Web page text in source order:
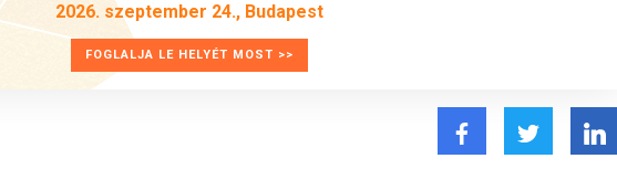
2026. szeptember 24., Budapest
FOGLALJA LE HELYÉT MOST >>